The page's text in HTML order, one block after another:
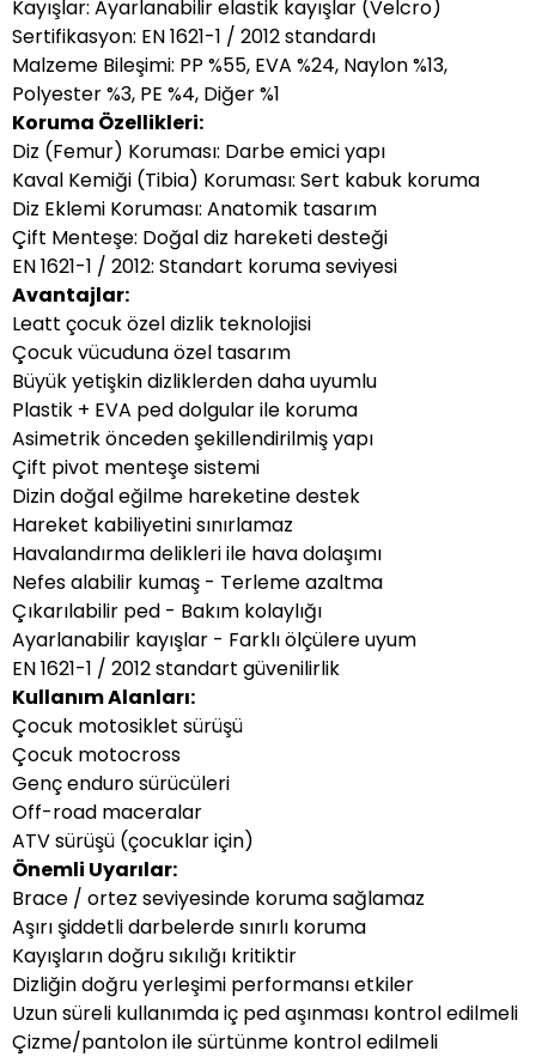
Kayışlar: Ayarlanabilir elastik kayışlar (Velcro)
Sertifikasyon: EN 1621-1 / 2012 standardı
Malzeme Bileşimi: PP %55, EVA %24, Naylon %13,
Polyester %3, PE %4, Diğer %1
Koruma Özellikleri:
Diz (Femur) Koruması: Darbe emici yapı
Kaval Kemiği (Tibia) Koruması: Sert kabuk koruma
Diz Eklemi Koruması: Anatomik tasarım
Çift Menteşe: Doğal diz hareketi desteği
EN 1621-1 / 2012: Standart koruma seviyesi
Avantajlar:
Leatt çocuk özel dizlik teknolojisi
Çocuk vücuduna özel tasarım
Büyük yetişkin dizliklerden daha uyumlu
Plastik + EVA ped dolgular ile koruma
Asimetrik önceden şekillendirilmiş yapı
Çift pivot menteşe sistemi
Dizin doğal eğilme hareketine destek
Hareket kabiliyetini sınırlamaz
Havalandırma delikleri ile hava dolaşımı
Nefes alabilir kumaş - Terleme azaltma
Çıkarılabilir ped - Bakım kolaylığı
Ayarlanabilir kayışlar - Farklı ölçülere uyum
EN 1621-1 / 2012 standart güvenilirlik
Kullanım Alanları:
Çocuk motosiklet sürüşü
Çocuk motocross
Genç enduro sürücüleri
Off-road maceralar
ATV sürüşü (çocuklar için)
Önemli Uyarılar:
Brace / ortez seviyesinde koruma sağlamaz
Aşırı şiddetli darbelerde sınırlı koruma
Kayışların doğru sıkılığı kritiktir
Dizliğin doğru yerleşimi performansı etkiler
Uzun süreli kullanımda iç ped aşınması kontrol edilmeli
Çizme/pantolon ile sürtünme kontrol edilmeli